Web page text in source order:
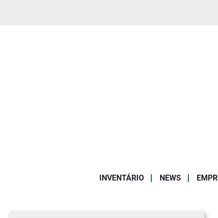
INVENTÁRIO NEWS